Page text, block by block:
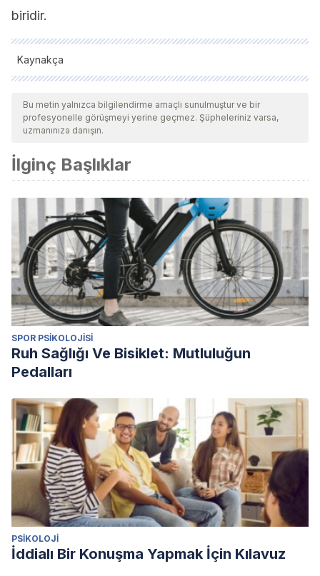
biridir.
Kaynakça
Tüm alıntı yapılan kaynaklar, kalitelerini, güvenilirliklerini,
güncelliklerini ve geçerliliklerini sağlamak için ekibimiz
tarafından derinlemesine incelendi. Bu makalenin bibliyografisi
kabul edildi.
Irvine, W. B. (2019). ¿Por qué duelen los insultos?
Bu metin yalnızca bilgilendirme amaçlı sunulmuştur ve bir
profesyonelle görüşmeyi yerine geçmez. Şüpheleriniz varsa,
uzmanınıza danışın.
İlginç Başlıklar
SPOR PSIKOLOJISI
Ruh Sağlığı Ve Bisiklet: Mutluluğun
Pedalları
PSIKOLOJI
İddialı Bir Konuşma Yapmak İçin Kılavuz